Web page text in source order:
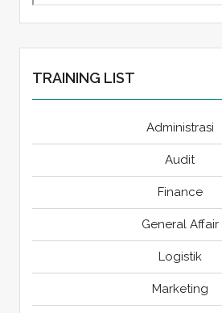
TRAINING LIST
Administrasi
Audit
Finance
General Affair
Logistik
Marketing